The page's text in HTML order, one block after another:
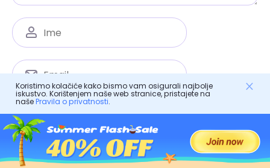
Spremi moje ime, email i web stranicu u ovom
pregledniku za sljedeći put kad komentiram.
Koristimo kolačiće kako bismo vam osigurali najbolje
iskustvo. Korištenjem naše web stranice, pristajete na
našePravila o privatnosti.